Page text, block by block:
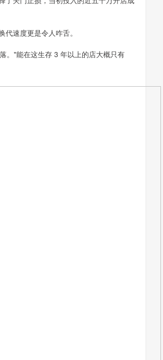
速度更是令人咋舌。
。"能在这生存 3 年以上的店大概只有